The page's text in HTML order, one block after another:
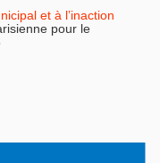
et à l’inaction
pour le